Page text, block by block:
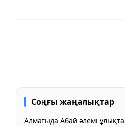
Соңғы жаңалықтар
Алматыда Абай әлемі